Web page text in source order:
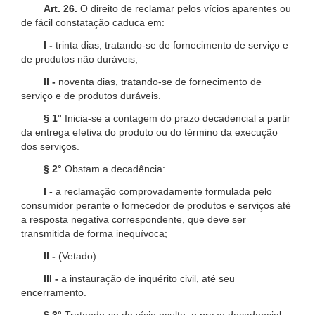
Art. 26. O direito de reclamar pelos vícios aparentes ou
de fácil constatação caduca em:
I - trinta dias, tratando-se de fornecimento de serviço e
de produtos não duráveis;
II - noventa dias, tratando-se de fornecimento de
serviço e de produtos duráveis.
§ 1° Inicia-se a contagem do prazo decadencial a partir
da entrega efetiva do produto ou do término da execução
dos serviços.
§ 2° Obstam a decadência:
I - a reclamação comprovadamente formulada pelo
consumidor perante o fornecedor de produtos e serviços até
a resposta negativa correspondente, que deve ser
transmitida de forma inequívoca;
II - (Vetado).
III - a instauração de inquérito civil, até seu
encerramento.